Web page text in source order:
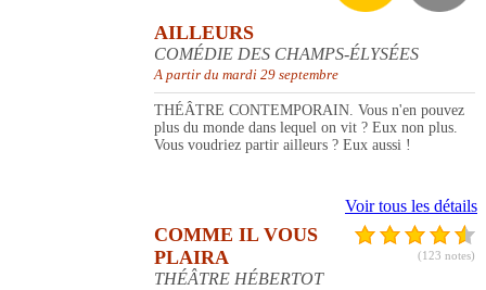
AILLEURS
COMÉDIE DES CHAMPS-ÉLYSÉES
A partir du mardi 29 septembre
THÉÂTRE CONTEMPORAIN. Vous n'en pouvez
plus du monde dans lequel on vit ? Eux non plus.
Vous voudriez partir ailleurs ? Eux aussi !
Voir tous les détails
(123 notes)
COMME IL VOUS
PLAIRA
THÉÂTRE HÉBERTOT